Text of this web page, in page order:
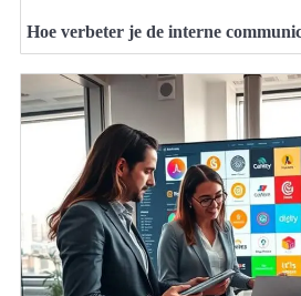
Hoe verbeter je de interne